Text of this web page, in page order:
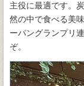
主役に最適です。
然の中で食べる美
ーパングランプリ
ぞ。